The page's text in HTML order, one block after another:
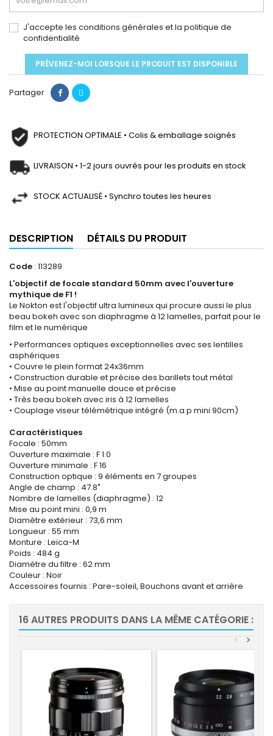
J'accepte les conditions générales et la politique de
confidentialité
PRÉVENEZ-MOI LORSQUE LE PRODUIT EST DISPONIBLE
Partager
PROTECTION OPTIMALE • Colis & emballage soignés
LIVRAISON • 1-2 jours ouvrés pour les produits en stock
STOCK ACTUALISÉ • Synchro toutes les heures
DESCRIPTION DÉTAILS DU PRODUIT
Code : 113289
L'objectif de focale standard 50mm avec l'ouverture
mythique de F1 !
Le Nokton est l'objectif ultra lumineux qui procure aussi le plus
beau bokeh avec son diaphragme à 12 lamelles, parfait pour le
film et le numérique
• Performances optiques exceptionnelles avec ses lentilles
asphériques
• Couvre le plein format 24x36mm
• Construction durable et précise des barillets tout métal
• Mise au point manuelle douce et précise
• Très beau bokeh avec iris à 12 lamelles
• Couplage viseur télémétrique intégré (m.a.p mini 90cm)
Caractéristiques
Focale : 50mm
Ouverture maximale : F 1.0
Ouverture minimale : F 16
Construction optique : 9 éléments en 7 groupes
Angle de champ : 47.8˚
Nombre de lamelles (diaphragme) : 12
Mise au point mini : 0,9 m
Diamètre extérieur : 73,6 mm
Longueur : 55 mm
Monture : Leica-M
Poids : 484 g
Diamètre du filtre : 62 mm
Couleur : Noir
Accessoires fournis : Pare-soleil, Bouchons avant et arrière
16 AUTRES PRODUITS DANS LA MÊME CATÉGORIE :
>
<